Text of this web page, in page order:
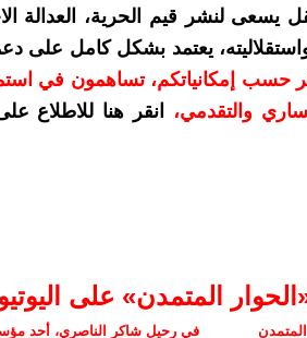
لنشر قيم الحرية، العدالة
يعتمد بشكل كامل على
أو أكثر حسب إمكانياتكم، تساهمون في
والتقدمي،
انقر هنا للاطلاع
المتمدن» على
في رحيل شاكر الناصري، أحد